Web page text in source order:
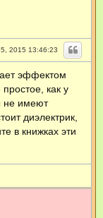
2015 13:46:23
эффектом
как у
не имеют
диэлектрик,
в книжках эти